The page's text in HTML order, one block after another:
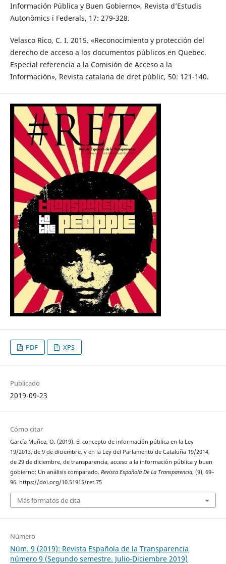
Información Pública y Buen Gobierno», Revista d’Estudis
Autonòmics i Federals, 17: 279-328.
Velasco Rico, C. I. 2015. «Reconocimiento y protección del
derecho de acceso a los documentos públicos en Quebec.
Especial referencia a la Comisión de Acceso a la
Información», Revista catalana de dret públic, 50: 121-140.
PDF XPS
Publicado
2019-09-23
Cómo citar
García Muñoz, O. (2019). El concepto de información pública en la Ley
19/2013, de 9 de diciembre, y en la Ley del Parlamento de Cataluña 19/2014,
de 29 de diciembre, de transparencia, acceso a la información pública y buen
gobierno: Un análisis comparado. Revista Española De La Transparencia, (9), 69–
96. https://doi.org/10.51915/ret.75
Más formatos de cita
Número
Núm. 9 (2019): Revista Española de la Transparencia
número 9 (Segundo semestre. Julio-Diciembre 2019)